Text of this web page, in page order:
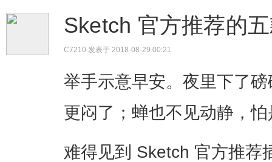
Sketch 官方推荐的
C7210 发表于 2018-08-29 00:21
举手示意早安。夜里下了
更闷了；蝉也不见动静，
难得见到 Sketch 官方推荐